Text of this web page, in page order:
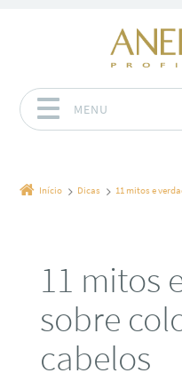
MENU
Início Dicas 11 mitos e
11 mitos
sobre
cabelos